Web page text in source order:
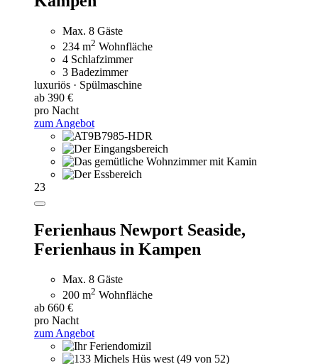
Max. 8 Gäste
234 m2 Wohnfläche
4 Schlafzimmer
3 Badezimmer
luxuriös · Spülmaschine
ab 390 €
pro Nacht
zum Angebot
23
Ferienhaus Newport Seaside,
Ferienhaus in Kampen
Max. 8 Gäste
200 m2 Wohnfläche
ab 660 €
pro Nacht
zum Angebot